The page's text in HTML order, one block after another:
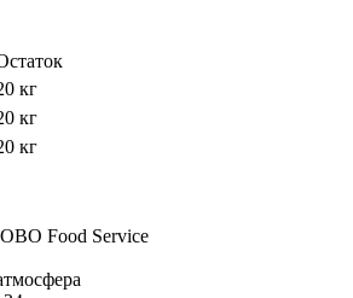
кг
кг
кг
Food Service